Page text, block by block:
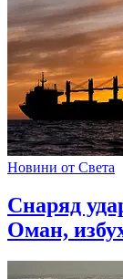
Новини от Света
Снаряд
Оман,